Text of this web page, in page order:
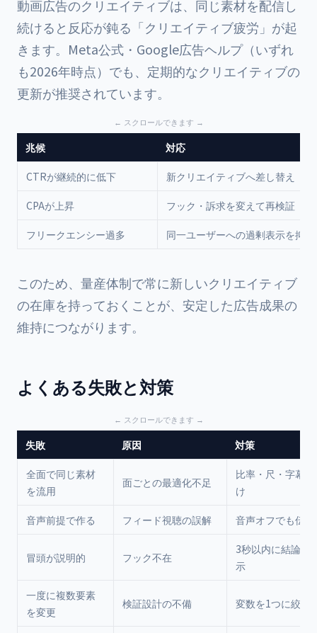
動画広告のクリエイティブは、同じ素材を配信し
続けると反応が鈍る「クリエイティブ疲労」が起
きます。Meta公式・Google広告ヘルプ（いずれ
も2026年時点）でも、定期的なクリエイティブの
更新が推奨されています。
兆候 対応
CTRが継続的に低下 新クリエイティブへ差し替え
CPAが上昇 フック・訴求を変えて再検証
フリークエンシー過多 同一ユーザーへの過剰表示を抑制
このため、量産体制で常に新しいクリエイティブ
の在庫を持っておくことが、安定した広告成果の
維持につながります。
よくある失敗と対策
失敗 原因 対策
全面で同じ素材
を流用
面ごとの最適化不足
比率・尺・字幕
け
音声前提で作る フィード視聴の誤解 音声オフでも伝
冒頭が説明的 フック不在
3秒以内に結論・
示
一度に複数要素
を変更
検証設計の不備 変数を1つに絞っ